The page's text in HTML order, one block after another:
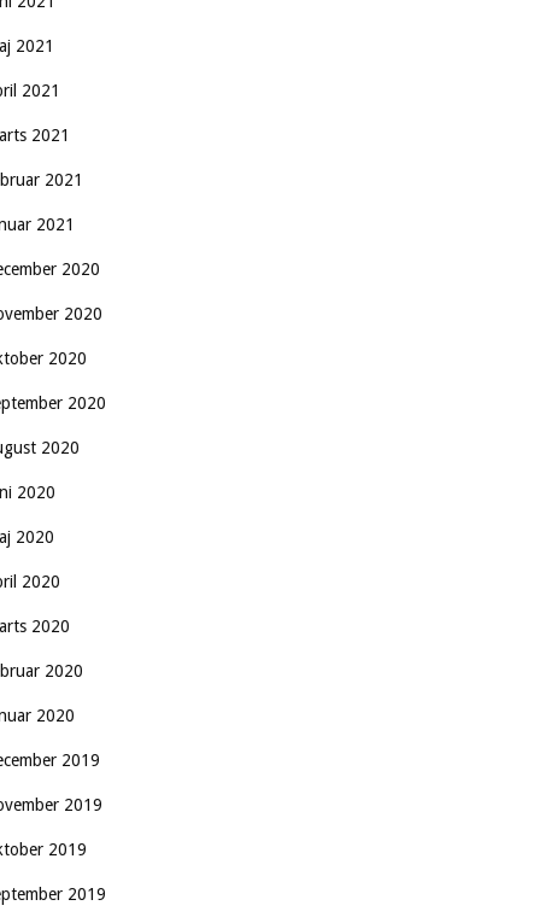
2021
2021
2021
2021
2021
2020
2020
2020
2020
2020
2020
2020
2020
2020
2020
2020
2019
2019
2019
2019